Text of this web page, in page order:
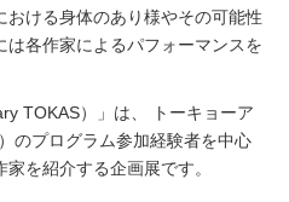
おける身体のあり様やその可能性
各作家によるパフォーマンスを
TOKAS）」は、 トーキョーア
のプログラム参加経験者を中心
を紹介する企画展です。